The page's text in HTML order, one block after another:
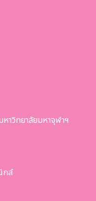
าวิทยาลัยมหาจุฬาฯ
กส์